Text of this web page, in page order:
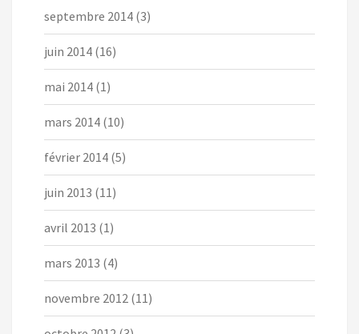
septembre 2014 (3)
juin 2014 (16)
mai 2014 (1)
mars 2014 (10)
février 2014 (5)
juin 2013 (11)
avril 2013 (1)
mars 2013 (4)
novembre 2012 (11)